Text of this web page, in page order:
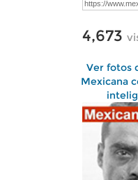
4,673
Ver fotos
Mexicana